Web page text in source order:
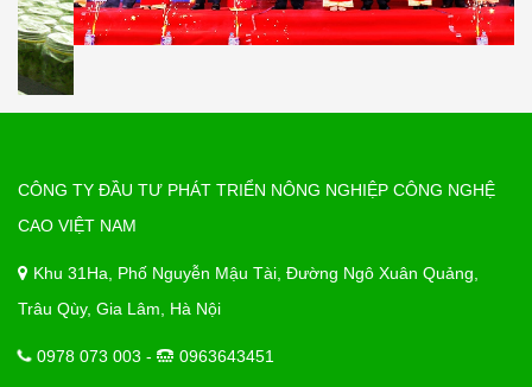
CÔNG TY ĐẦU TƯ PHÁT TRIỂN NÔNG NGHIỆP CÔNG NGHỆ
CAO VIỆT NAM
Khu 31Ha, Phố Nguyễn Mậu Tài, Đường Ngô Xuân Quảng,
Trâu Qùy, Gia Lâm, Hà Nội
0978 073 003 - 0963643451